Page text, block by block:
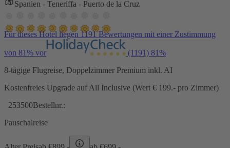
Spanien - Teneriffa - Puerto de la Cruz
Für dieses Hotel liegen 1191 Bewertungen mit einer Zustimmung
von 81% vor (1191) 81%
8-tägige Flugreise, Doppelzimmer Premium inkl. AI
Kostenfreies Upgrade auf All Inclusive (Wert € 199.- pro Zimmer)
253500Bestellnr.:
Pauschalreise